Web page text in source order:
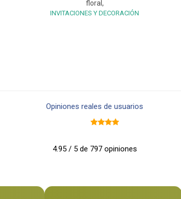
floral,
INVITACIONES Y DECORACIÓN
Opiniones reales de usuarios
4.95 / 5 de 797 opiniones